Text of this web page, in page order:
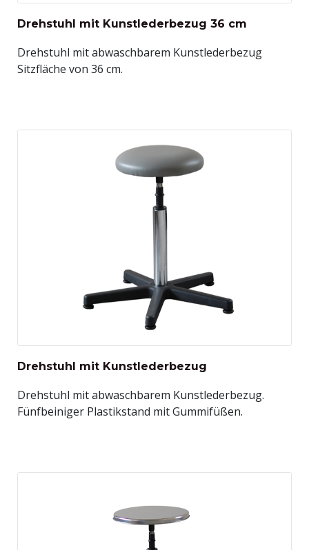
Drehstuhl mit Kunstlederbezug 36 cm
Drehstuhl mit abwaschbarem Kunstlederbezug
Sitzfläche von 36 cm.
Drehstuhl mit Kunstlederbezug
Drehstuhl mit abwaschbarem Kunstlederbezug.
Fünfbeiniger Plastikstand mit Gummifüßen.